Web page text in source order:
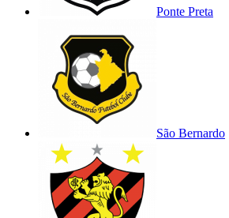
Ponte Preta
São Bernardo